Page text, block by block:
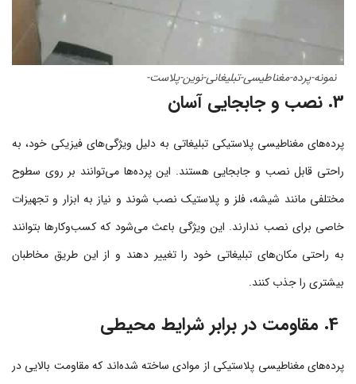
نمونه-پرده-مغناطیسی-تبلیغانی-نوین-پلاست-
3. نصب و جابجایی آسان
پرده‌های مغناطیسی پلاستیکی تبلیغاتی به دلیل ویژگی‌های فیزیکی خود، به
راحتی قابل نصب و جابجایی هستند. این پرده‌ها می‌توانند بر روی سطوح
مختلفی مانند شیشه، فلز و پلاستیک نصب شوند و نیاز به ابزار و تجهیزات
خاصی برای نصب ندارند. این ویژگی باعث می‌شود که کسب‌وکارها بتوانند
به راحتی مکان‌های تبلیغاتی خود را تغییر دهند و از این طریق مخاطبان
بیشتری را جذب کنند.
پرده‌های مغناطیسی پلاستیکی از موادی ساخته شده‌اند که مقاومت بالایی در